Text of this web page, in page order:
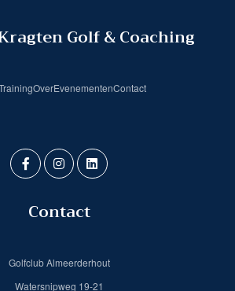
Golf & Coaching
OverEvenementenContact
Contact
Golfclub Almeerderhout
Watersnipweg 19-21